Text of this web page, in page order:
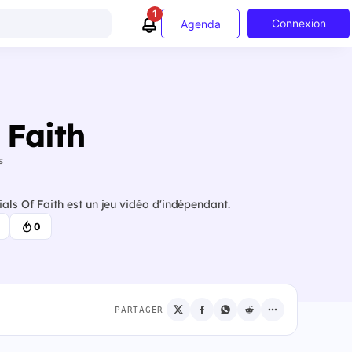
1
Agenda Connexion
Faith
Of Faith est un jeu vidéo d'indépendant.
0
PARTAGER